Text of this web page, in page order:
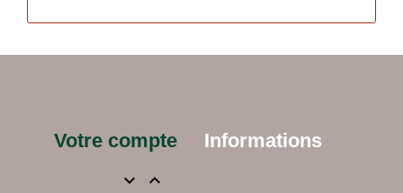
Votre compte
 
Informations